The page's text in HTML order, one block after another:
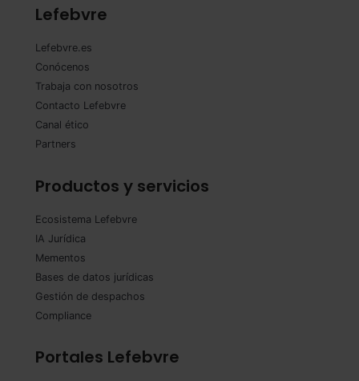
Lefebvre
Lefebvre.es
Conócenos
Trabaja con nosotros
Contacto Lefebvre
Canal ético
Partners
Productos y servicios
Ecosistema Lefebvre
IA Jurídica
Mementos
Bases de datos jurídicas
Gestión de despachos
Compliance
Portales Lefebvre